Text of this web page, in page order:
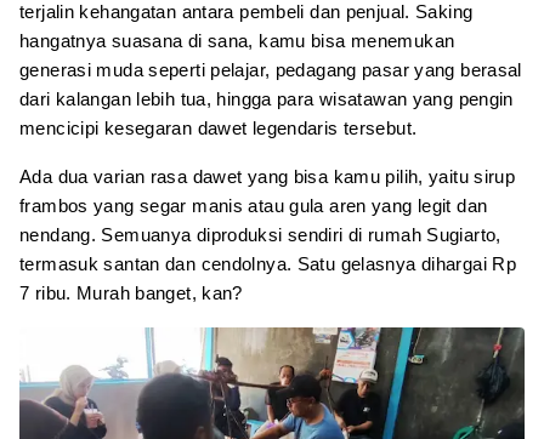
terjalin kehangatan antara pembeli dan penjual. Saking
hangatnya suasana di sana, kamu bisa menemukan
generasi muda seperti pelajar, pedagang pasar yang berasal
dari kalangan lebih tua, hingga para wisatawan yang pengin
mencicipi kesegaran dawet legendaris tersebut.
Ada dua varian rasa dawet yang bisa kamu pilih, yaitu sirup
frambos yang segar manis atau gula aren yang legit dan
nendang. Semuanya diproduksi sendiri di rumah Sugiarto,
termasuk santan dan cendolnya. Satu gelasnya dihargai Rp
7 ribu. Murah banget, kan?